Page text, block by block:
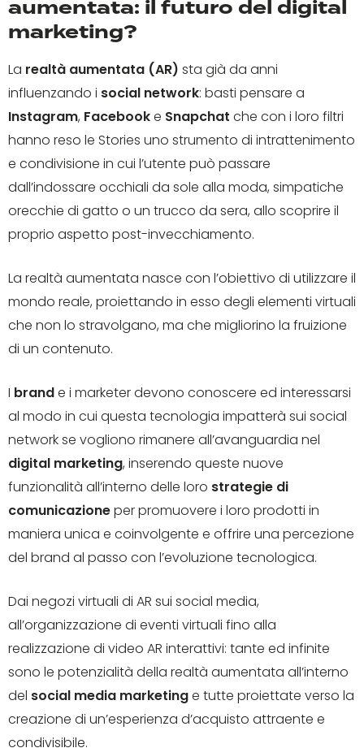
aumentata: il futuro del digital
marketing?
La realtà aumentata (AR) sta già da anni
influenzando i social network: basti pensare a
Instagram, Facebooke Snapchat che con i loro filtri
hanno reso le Stories uno strumento di intrattenimento
e condivisione in cui l’utente può passare
dall’indossare occhiali da sole alla moda, simpatiche
orecchie di gatto o un trucco da sera, allo scoprire il
proprio aspetto post-invecchiamento.
La realtà aumentata nasce con l’obiettivo di utilizzare il
mondo reale, proiettando in esso degli elementi virtuali
che non lo stravolgano, ma che migliorino la fruizione
di un contenuto.
I brande i marketer devono conoscere ed interessarsi
al modo in cui questa tecnologia impatterà sui social
network se vogliono rimanere all’avanguardia nel
digital marketing, inserendo queste nuove
funzionalità all’interno delle loro strategie di
comunicazioneper promuovere i loro prodotti in
maniera unica e coinvolgente e offrire una percezione
del brand al passo con l’evoluzione tecnologica.
Dai negozi virtuali di AR sui social media,
all’organizzazione di eventi virtuali fino alla
realizzazione di video AR interattivi: tante ed infinite
sono le potenzialità della realtà aumentata all’interno
del social media marketinge tutte proiettate verso la
creazione di un’esperienza d’acquisto attraente e
condivisibile.